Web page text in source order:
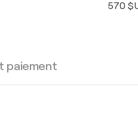
570
paiement